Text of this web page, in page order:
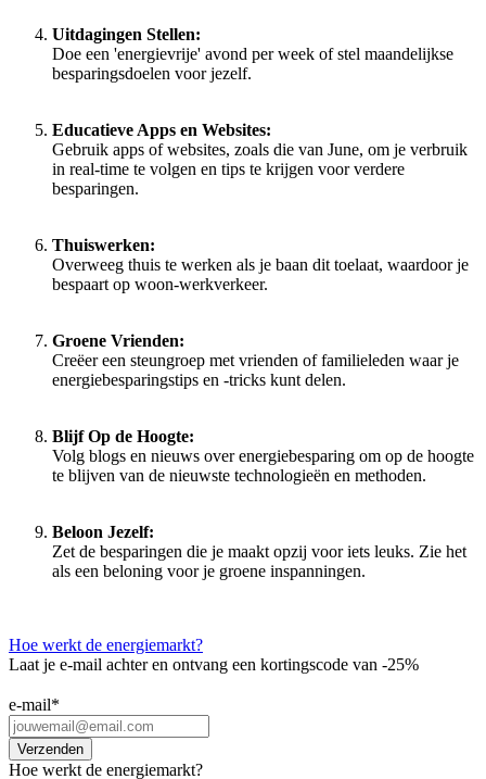
Uitdagingen Stellen:
Doe een 'energievrije' avond per week of stel maandelijkse
besparingsdoelen voor jezelf.
Educatieve Apps en Websites:
Gebruik apps of websites, zoals die van June, om je verbruik
in real-time te volgen en tips te krijgen voor verdere
besparingen.
Thuiswerken:
Overweeg thuis te werken als je baan dit toelaat, waardoor je
bespaart op woon-werkverkeer.
Groene Vrienden:
Creëer een steungroep met vrienden of familieleden waar je
energiebesparingstips en -tricks kunt delen.
Blijf Op de Hoogte:
Volg blogs en nieuws over energiebesparing om op de hoogte
te blijven van de nieuwste technologieën en methoden.
Beloon Jezelf:
Zet de besparingen die je maakt opzij voor iets leuks. Zie het
als een beloning voor je groene inspanningen.
Hoe werkt de energiemarkt?
Laat je e-mail achter en ontvang een kortingscode van -25%
e-mail*
Hoe werkt de energiemarkt?